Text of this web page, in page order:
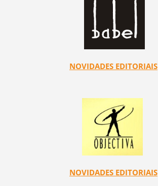
NOVIDADES EDITORIAIS
NOVIDADES EDITORIAIS